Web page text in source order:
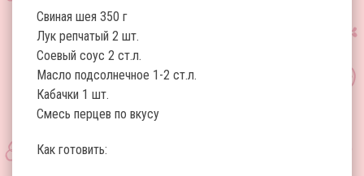
Свиная шея 350 г
Лук репчатый 2 шт.
Соевый соус 2 ст.л.
Масло подсолнечное 1-2 ст.л.
Кабачки 1 шт.
Смесь перцев по вкусу
Как готовить: